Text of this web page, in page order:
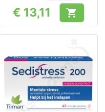
Prijs
€ 13,11 